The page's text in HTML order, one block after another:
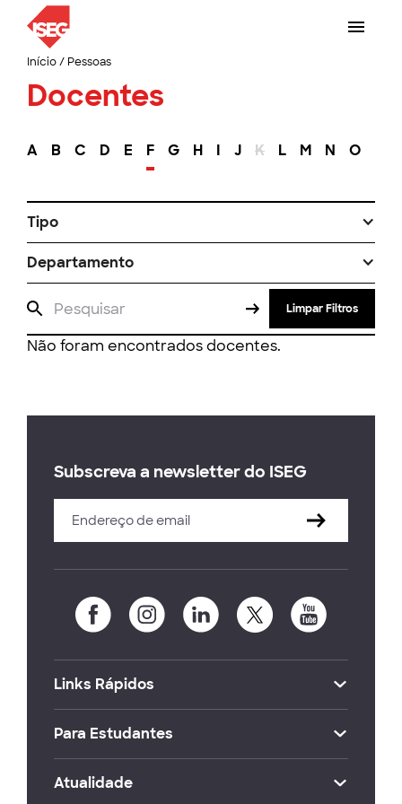
Início/ Pessoas
Docentes
A B C D E F G H I J K L M N O
Tipo
Departamento
Limpar Filtros
Não foram encontrados docentes.
Subscreva a newsletter do ISEG
Links Rápidos
Para Estudantes
Atualidade